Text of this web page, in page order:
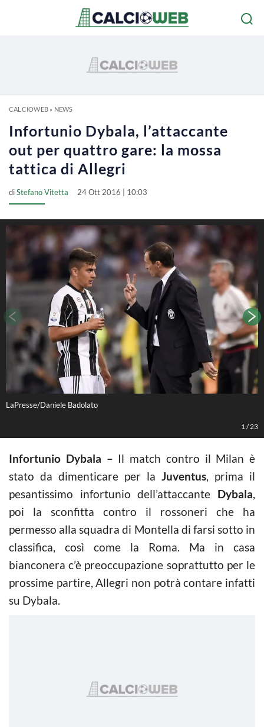
CALCIOWEB» NEWS
Infortunio Dybala, l’attaccante
out per quattro gare: la mossa
tattica di Allegri
diStefano Vitetta 24 Ott 2016 | 10:03
LaPresse/Daniele Badolato
1 /23
Infortunio Dybala – Il match contro il Milan è
stato da dimenticare per la Juventus, prima il
pesantissimo infortunio dell’attaccante Dybala,
poi la sconfitta contro il rossoneri che ha
permesso alla squadra di Montella di farsi sotto in
classifica, così come la Roma. Ma in casa
bianconera c’è preoccupazione soprattutto per le
prossime partire, Allegri non potrà contare infatti
su Dybala.